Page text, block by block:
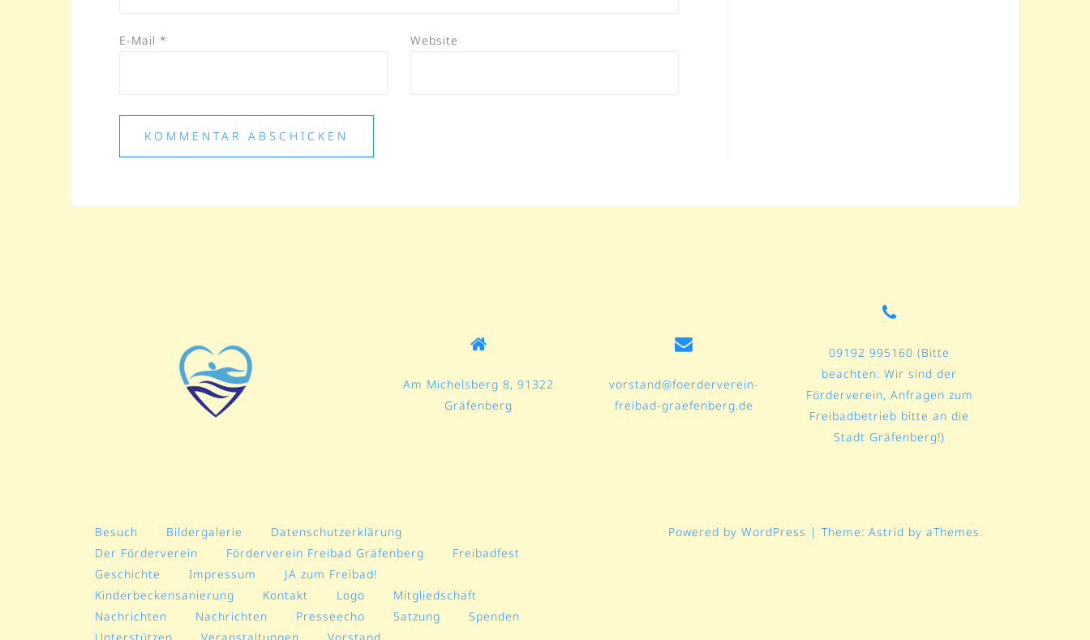
E-Mail * Website
Am Michelsberg 8, 91322
Gräfenberg
vorstand@foerderverein-
freibad-graefenberg.de
09192 995160 (Bitte
beachten: Wir sind der
Förderverein, Anfragen zum
Freibadbetrieb bitte an die
Stadt Gräfenberg!)
Besuch Bildergalerie
Datenschutzerklärung
Der Förderverein
Förderverein Freibad Gräfenberg
Freibadfest
Geschichte
Impressum
JA zum Freibad!
Kinderbeckensanierung
Kontakt Logo
Mitgliedschaft
Nachrichten
Nachrichten Presseecho Satzung
Spenden
Powered by WordPress | Theme: Astrid by aThemes.